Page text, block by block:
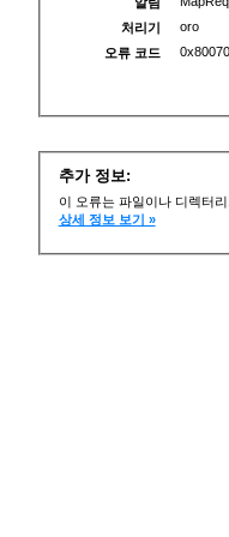
처리기
oro
오류 코드
추가 정보:
이 오류는 파일이나 디렉터
상세 정보 보기 »